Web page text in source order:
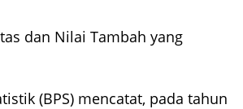
dan Nilai Tambah yang
(BPS) mencatat, pada tahun